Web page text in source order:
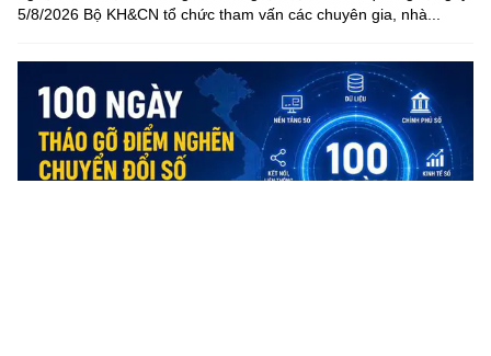
5/8/2026 Bộ KH&CN tổ chức tham vấn các chuyên gia, nhà...